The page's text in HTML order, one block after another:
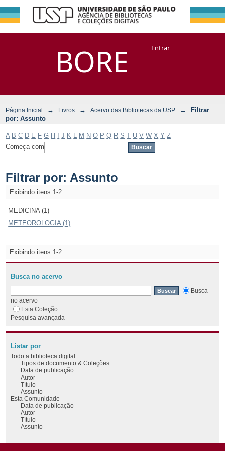
BORE
Filtrar por:
Assunto
DSpace/Manakin + CoriscoEntrar
Página Inicial → Livros → Acervo das Bibliotecas da USP →
Filtrar
por: Assunto
A B C D E F G H J K M N O P Q R S T U V W X Y Z
Começa com
Filtrar por: Assunto
Exibindo itens 1-2
MEDICINA (1)
METEOROLOGIA (1)
Exibindo itens 1-2
Busca no acervo
Busca
no acervo
Esta Coleção
Pesquisa avançada
Listar por
Todo a biblioteca digital
Tipos de documento & Coleções
Data de publicação
Autor
Título
Assunto
Esta Comunidade
Data de publicação
Autor
Título
Assunto